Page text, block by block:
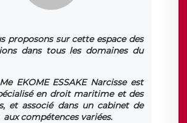
proposons sur cette espace des
dans tous les domaines du
EKOME ESSAKE Narcisse est
en droit maritime et des
et associé dans un cabinet de
compétences variées.